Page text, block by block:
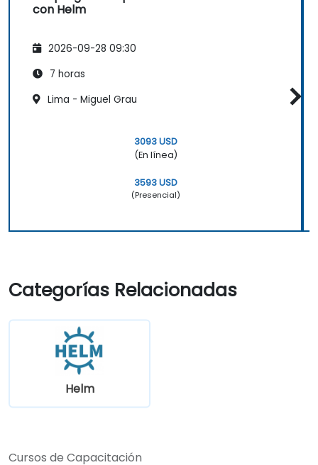
con Helm
2026-09-28 09:30
7 horas
Lima - Miguel Grau
3093 USD
(En línea)
3593 USD
(Presencial)
Categorías Relacionadas
Helm
Cursos de Capacitación